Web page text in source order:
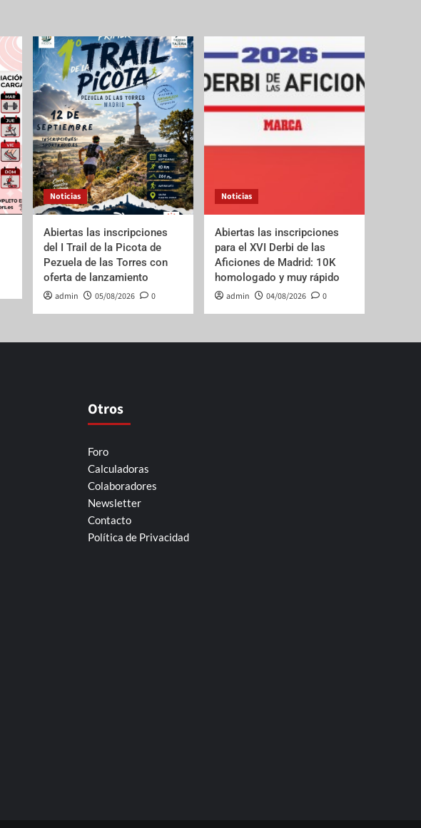
Noticias
Abiertas las inscripciones
del I Trail de la Picota de
Pezuela de las Torres con
oferta de lanzamiento
admin 05/08/2026 0
Noticias
Abiertas las inscripciones
para el XVI Derbi de las
Aficiones de Madrid: 10K
homologado y muy rápido
admin 04/08/2026 0
Otros
Foro
Calculadoras
Colaboradores
Newsletter
Contacto
Política de Privacidad